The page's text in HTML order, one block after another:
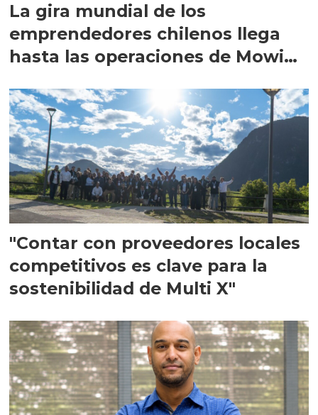
La gira mundial de los
emprendedores chilenos llega
hasta las operaciones de Mowi
"Contar con proveedores locales
competitivos es clave para la
sostenibilidad de Multi X"